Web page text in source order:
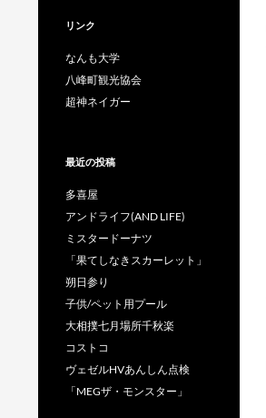
リンク
なんも大学
八峰町観光協会
超神ネイガー
最近の投稿
多喜屋
アンドライフ(AND LIFE)
ミスタードーナツ
「果てしなきスカーレット」
朔日参り
子供/ペット用プール
大相撲七月場所千秋楽
コストコ
ヴェゼルHVあんしん点検
「MEGザ・モンスター」